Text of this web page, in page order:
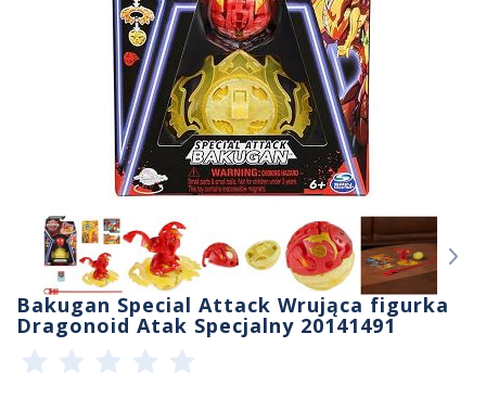
Bakugan Special Attack Wrująca figurka
Dragonoid Atak Specjalny 20141491